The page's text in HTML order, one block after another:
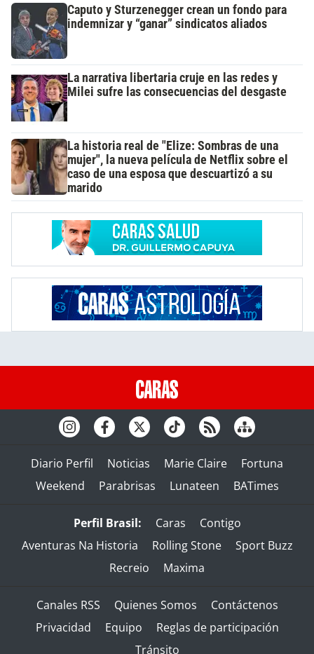
Caputo y Sturzenegger crean un fondo para
indemnizar y “ganar” sindicatos aliados
La narrativa libertaria cruje en las redes y
Milei sufre las consecuencias del desgaste
La historia real de "Elize: Sombras de una
mujer", la nueva película de Netflix sobre el
caso de una esposa que descuartizó a su
marido
Diario Perfil Noticias Marie Claire
Fortuna
Weekend
Parabrisas Lunateen BATimes
Perfil Brasil: Caras
Contigo
Aventuras Na Historia
Rolling Stone
Sport Buzz
Recreio
Maxima
Canales RSS Quienes Somos
Contáctenos
Privacidad
Equipo
Reglas de participación
Tránsito